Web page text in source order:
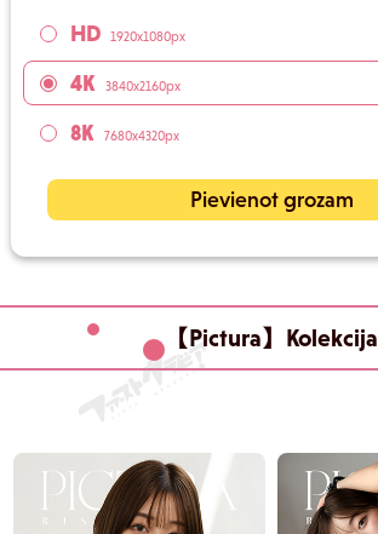
HD 1920x1080px
4K 3840x2160px
8K 7680x4320px
Pievienot grozam
【Pictura】Kolekcija